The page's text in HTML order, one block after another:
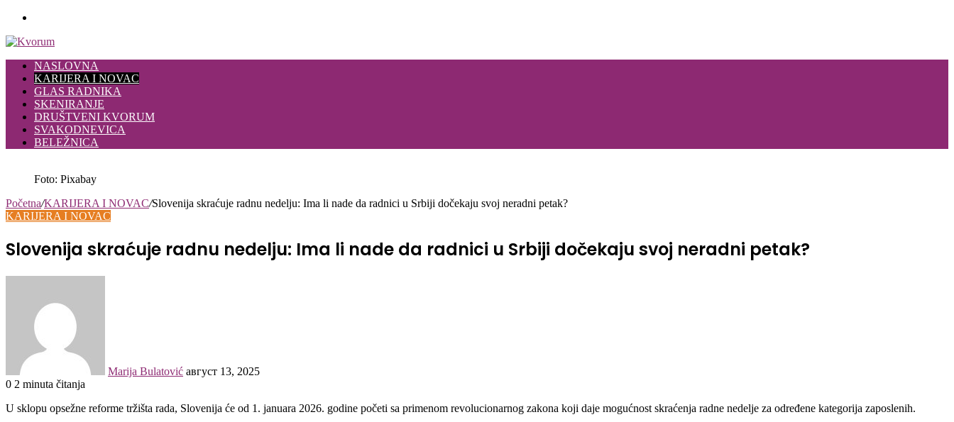
NASLOVNA
KARIJERA I NOVAC
GLAS RADNIKA
SKENIRANJE
DRUŠTVENI KVORUM
SVAKODNEVICA
BELEŽNICA
Foto: Pixabay
Početna/KARIJERA I NOVAC/Slovenija skraćuje radnu nedelju: Ima li nade da radnici u Srbiji dočekaju svoj neradni petak?
KARIJERA I NOVAC
Slovenija skraćuje radnu nedelju: Ima li nade da radnici u Srbiji dočekaju svoj neradni petak?
Marija Bulatović август 13, 2025
0 2 minuta čitanja
U sklopu opsežne reforme tržišta rada, Slovenija će od 1. januara 2026. godine početi sa primenom revolucionarnog zakona koji daje mogućnost skraćenja radne nedelje za određene kategorija zaposlenih.